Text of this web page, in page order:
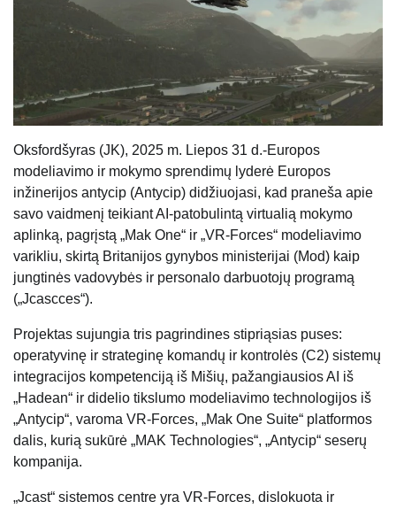
Oksfordšyras (JK), 2025 m. Liepos 31 d.-Europos
modeliavimo ir mokymo sprendimų lyderė Europos
inžinerijos antycip (Antycip) didžiuojasi, kad praneša apie
savo vaidmenį teikiant AI-patobulintą virtualią mokymo
aplinką, pagrįstą „Mak One“ ir „VR-Forces“ modeliavimo
varikliu, skirtą Britanijos gynybos ministerijai (Mod) kaip
jungtinės vadovybės ir personalo darbuotojų programą
(„Jcascces“).
Projektas sujungia tris pagrindines stipriąsias puses:
operatyvinę ir strateginę komandų ir kontrolės (C2) sistemų
integracijos kompetenciją iš Mišių, pažangiausios AI iš
„Hadean“ ir didelio tikslumo modeliavimo technologijos iš
„Antycip“, varoma VR-Forces, „Mak One Suite“ platformos
dalis, kurią sukūrė „MAK Technologies“, „Antycip“ seserų
kompanija.
„Jcast“ sistemos centre yra VR-Forces, dislokuota ir